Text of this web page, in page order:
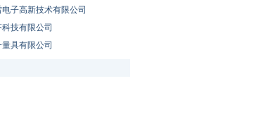
电子高新技术有限公司
科技有限公司
量具有限公司